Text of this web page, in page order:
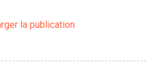
la publication